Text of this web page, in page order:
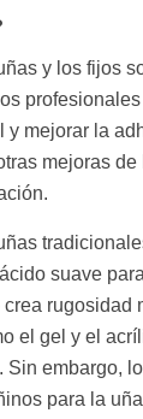
y los fijos
y mejorar la
mejoras de
suave
crea rugosidad
el gel y el
Sin embargo,
para la